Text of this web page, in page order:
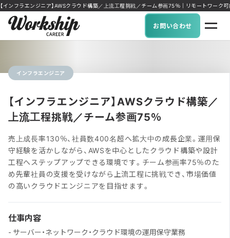
【インフラエンジニア】AWSクラウド構築／上流工程挑戦／チーム参画75％｜リモートワーク
お問い合わせ
インフラエンジニア
【インフラエンジニア】AWSクラウド構築／
上流工程挑戦／チーム参画75％
売上成長率130％、社員数400名超へ拡大中の成長企業。運用保
守経験を活かしながら、AWSを中心としたクラウド構築や設計
工程へステップアップできる環境です。チーム参画率75％のた
め先輩社員の支援を受けながら上流工程に挑戦でき、市場価値
の高いクラウドエンジニアを目指せます。
仕事内容
- サーバー・ネットワーク・クラウド環境の運用保守業務